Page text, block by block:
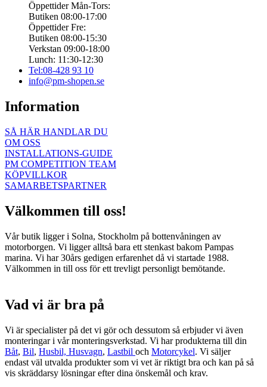
Öppettider Mån-Tors:
Butiken 08:00-17:00
Öppettider Fre:
Butiken 08:00-15:30
Verkstan 09:00-18:00
Lunch: 11:30-12:30
Tel:08-428 93 10
info@pm-shopen.se
Information
SÅ HÄR HANDLAR DU
OM OSS
INSTALLATIONS-GUIDE
PM COMPETITION TEAM
KÖPVILLKOR
SAMARBETSPARTNER
Välkommen till oss!
Vår butik ligger i Solna, Stockholm på bottenvåningen av
motorborgen. Vi ligger alltså bara ett stenkast bakom Pampas
marina. Vi har 30års gedigen erfarenhet då vi startade 1988.
Välkommen in till oss för ett trevligt personligt bemötande.
Vad vi är bra på
Vi är specialister på det vi gör och dessutom så erbjuder vi även
monteringar i vår monteringsverkstad. Vi har produkterna till din
Båt, Bil, Husbil, Husvagn, Lastbil och Motorcykel. Vi säljer
endast väl utvalda produkter som vi vet är riktigt bra och kan på så
vis skräddarsy lösningar efter dina önskemål och krav.